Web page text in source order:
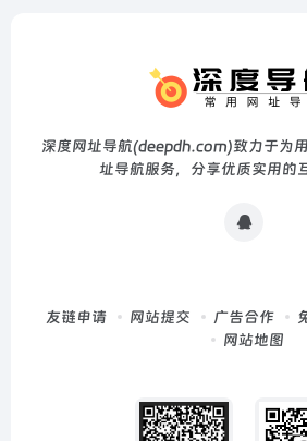
深度网址导航(deepdh.com)致力于为
址导航服务，分享优质实用的
友链申请 网站提交 广告合作
网站地图